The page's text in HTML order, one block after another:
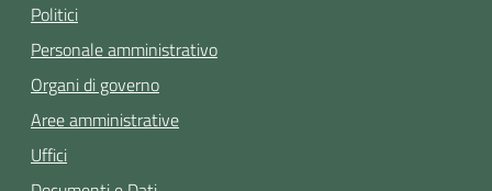
Politici
Personale amministrativo
Organi di governo
Aree amministrative
Uffici